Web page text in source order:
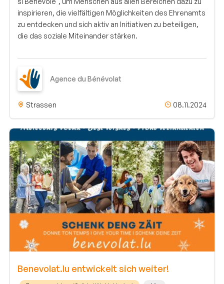
inspirieren, die vielfältigen Möglichkeiten des Ehrenamts
zu entdecken und sich aktiv an Initiativen zu beteiligen,
die das soziale Miteinander stärken.
Agence du Bénévolat
Strassen 08.11.2024
Benevolat.lu entwickelt sich weiter!